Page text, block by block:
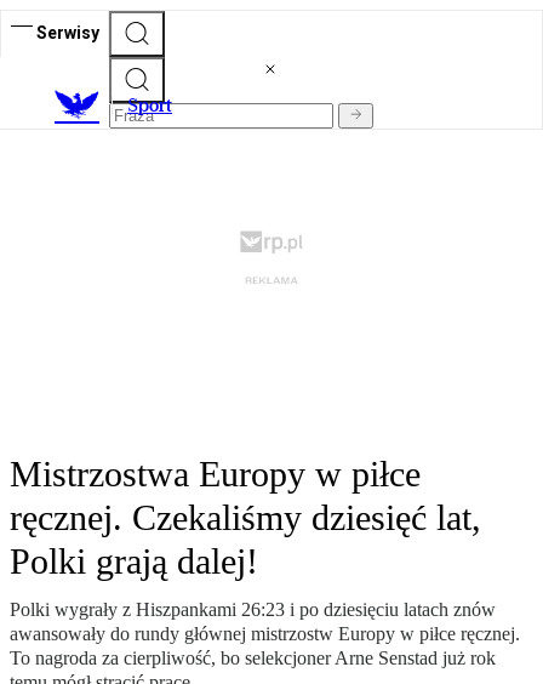
Serwisy
Sport
Mistrzostwa Europy w piłce
ręcznej. Czekaliśmy dziesięć lat,
Polki grają dalej!
Polki wygrały z Hiszpankami 26:23 i po dziesięciu latach znów
awansowały do rundy głównej mistrzostw Europy w piłce ręcznej.
To nagroda za cierpliwość, bo selekcjoner Arne Senstad już rok